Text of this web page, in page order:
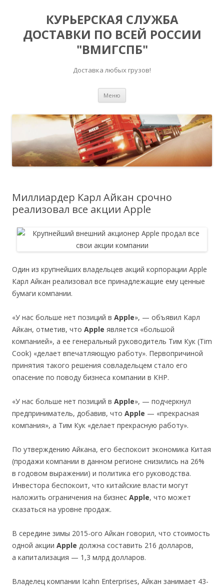
КУРЬЕРСКАЯ СЛУЖБА
ДОСТАВКИ ПО ВСЕЙ РОССИИ
"ВМИГСПБ"
Доставка любых грузов!
Меню
Миллиардер Карл Айкан срочно
реализовал все акции Apple
Один из крупнейших владельцев акций корпорации Apple
Карл Айкан реализовал все принадлежащие ему ценные
бумаги компании.
«У нас больше нет позиций в Apple», — объявил Карл
Айкан, отметив, что Apple является «большой
компанией», а ее генеральный руководитель Тим Кук (Tim
Cook) «делает впечатляющую работу». Первопричиной
принятия такого решения совладельцем стало его
опасение по поводу бизнеса компании в КНР.
«У нас больше нет позиций в Apple», — подчеркнул
предприниматель, добавив, что Apple — «прекрасная
компания», а Тим Кук «делает прекрасную работу».
По утверждению Айкана, его беспокоит экономика Китая
(продажи компании в данном регионе снизились на 26%
в годовом выражении) и политика его руководства.
Инвестора беспокоит, что китайские власти могут
наложить ограничения на бизнес Apple, что может
сказаться на уровне продаж.
В середине зимы 2015-ого Айкан говорил, что стоимость
одной акции Apple должна составить 216 долларов,
а капитализация — 1,3 млрд долларов.
Владелец компании Icahn Enterprises, Айкан занимает 43-